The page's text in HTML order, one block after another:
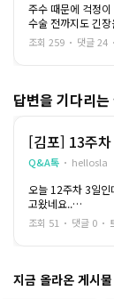
주수 때문에 걱정
수술 전까지도 긴
그래도 충분히 상담
을 선택했고
제가 받은 방법은
오랜 시간 자궁수
축되기를 기다리는
시간이 길다 보니
간호사분이 중간중
불편한 점은 없는지
이 많이 줄었어요
수술이 끝난 뒤에는
조회 259 댓글 24
답변을 기다리는
[김포] 13주
세요
Q&A톡 hellosla
오늘 12주차 3일인
고왔네요..
목 투명대 9mm이
이라 멀어서
조회 51 댓글 0
지금 올라온 게시물